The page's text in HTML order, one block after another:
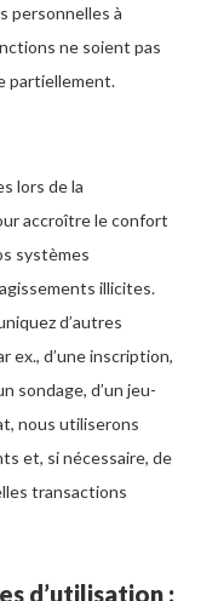
personnelles à
ne soient pas
partiellement.
lors de la
accroître le confort
systèmes
illicites.
d’autres
ex., d’une inscription,
sondage, d’un jeu-
nous utiliserons
et, si nécessaire, de
transactions
d’utilisation ;